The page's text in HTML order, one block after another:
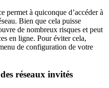
permet à quiconque d’accéder à
Bien que cela puisse
de nombreux risques et peut
en ligne. Pour éviter cela,
de configuration de votre
réseaux invités